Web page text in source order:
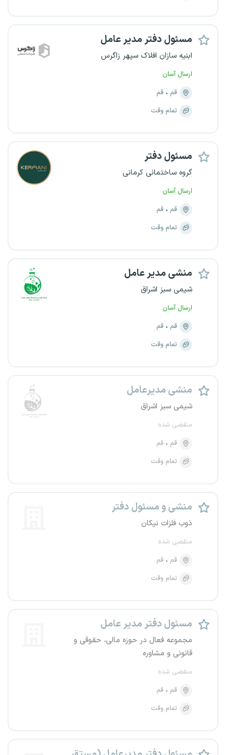
مسئول دفتر مدیر عامل
ابنیه سازان افلاک سپهر زاگرس
ارسال آسان
قم
قم
تمام وقت
مسئول دفتر
گروه ساختمانی کرمانی
ارسال آسان
قم
قم
تمام وقت
منشی مدیر عامل
شیمی سبز اشراق
ارسال آسان
قم
قم
تمام وقت
منشی مدیرعامل
شیمی سبز اشراق
منقضی شده
قم
قم
تمام وقت
منشی و مسئول دفتر
ذوب فلزات نیکان
منقضی شده
قم
قم
تمام وقت
مسئول دفتر مدیر عامل
مجموعه فعال در حوزه مالی، حقوقی و
قانونی و مشاوره
منقضی شده
قم
قم
تمام وقت